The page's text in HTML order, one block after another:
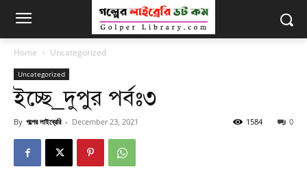
Home Uncategorized
Uncategorized
ইচ্ছে_দুপুর পর্বঃ৩
By গল্পের লাইব্রেরি - December 23, 2021 0
1584